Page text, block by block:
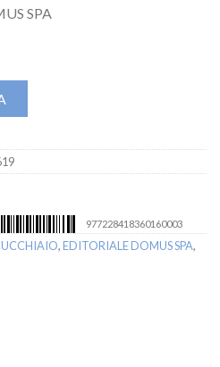
SPA
977228418360160003
,EDITORIALE DOMUS SPA,